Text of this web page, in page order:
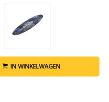
IN WINKELWAGEN